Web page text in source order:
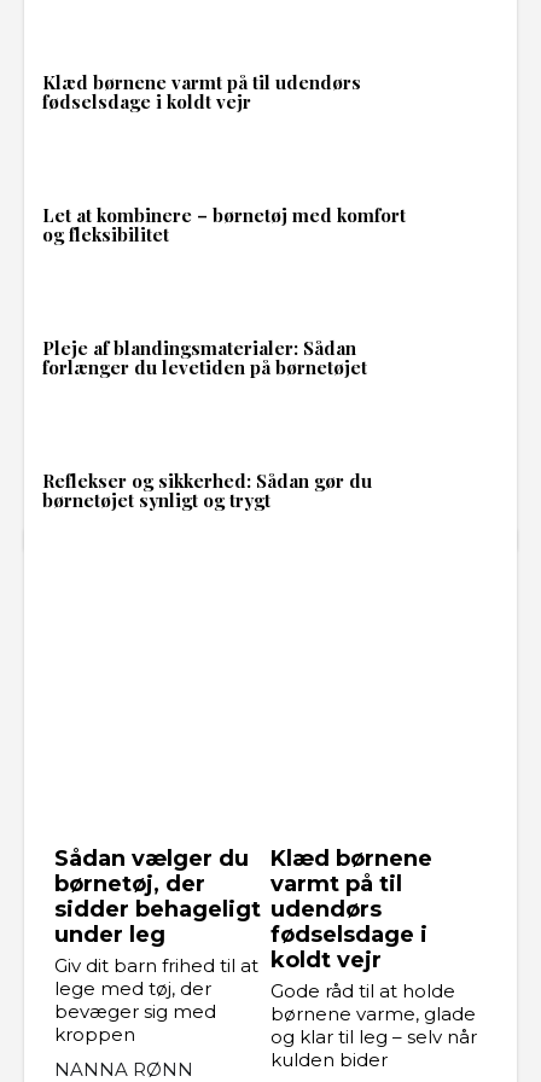
Klæd børnene varmt på til udendørs
fødselsdage i koldt vejr
Let at kombinere – børnetøj med komfort
og fleksibilitet
Pleje af blandingsmaterialer: Sådan
forlænger du levetiden på børnetøjet
Reflekser og sikkerhed: Sådan gør du
børnetøjet synligt og trygt
Sådan vælger du
børnetøj, der
sidder behageligt
under leg
Giv dit barn frihed til at
lege med tøj, der
bevæger sig med
kroppen
NANNA RØNN
Klæd børnene
varmt på til
udendørs
fødselsdage i
koldt vejr
Gode råd til at holde
børnene varme, glade
og klar til leg – selv når
kulden bider